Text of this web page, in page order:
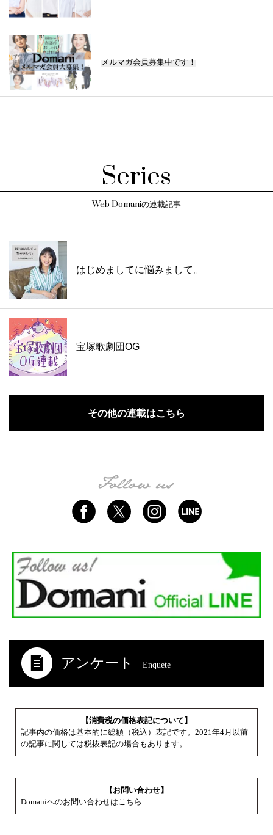
メルマガ会員募集中です！
Series
Web Domaniの連載記事
はじめましてに悩みまして。
宝塚歌劇団OG
その他の連載はこちら
アンケート Enquete
【消費税の価格表記について】
記事内の価格は基本的に総額（税込）表記です。2021年4月以前
の記事に関しては税抜表記の場合もあります。
【お問い合わせ】
Domaniへのお問い合わせはこちら